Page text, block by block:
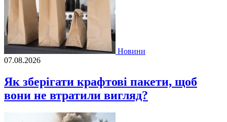
Новини
07.08.2026
Як зберігати крафтові пакети, щоб
вони не втратили вигляд?